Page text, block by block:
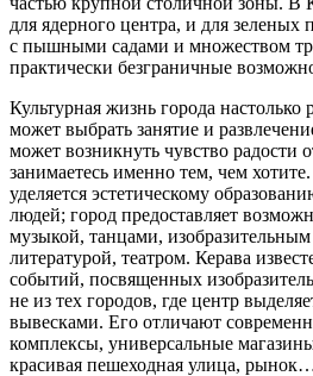
для ядерного центра, и для зеленых
с пышными садами и множеством
практически безграничные
Культурная жизнь города настолько
может выбрать занятие и
может возникнуть чувство радости
занимаетесь именно тем, чем
уделяется эстетическому
людей; город предоставляет
музыкой, танцами, изобразительным
литературой, театром. Керава
событий, посвященных
не из тех городов, где центр
вывесками. Его отличают
комплексы, универсальные
красивая пешеходная улица,